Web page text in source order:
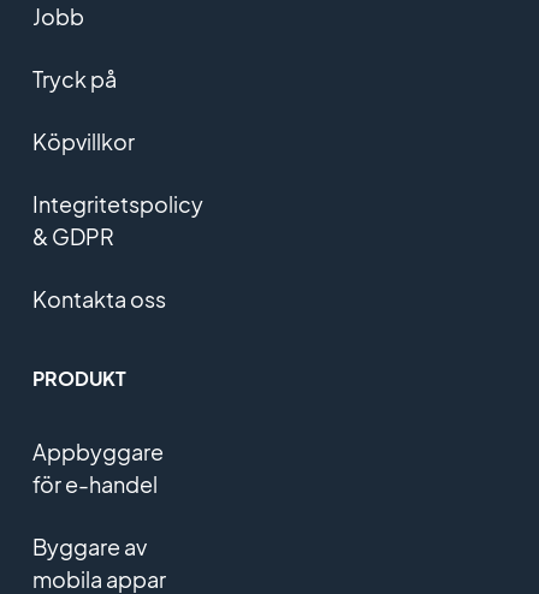
Jobb
Tryck på
Köpvillkor
Integritetspolicy
& GDPR
Kontakta oss
PRODUKT
Appbyggare
för e-handel
Byggare av
mobila appar